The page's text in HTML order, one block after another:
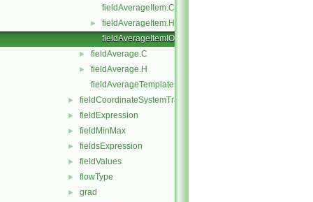
fieldAverageItem.C
►
fieldAverageItem.H
fieldAverageItemIO.C
► fieldAverage.C
►
fieldAverage.H
fieldAverageTemplates.C
► fieldCoordinateSystemTransform
► fieldExpression
► fieldMinMax
► fieldsExpression
► fieldValues
► flowType
► grad